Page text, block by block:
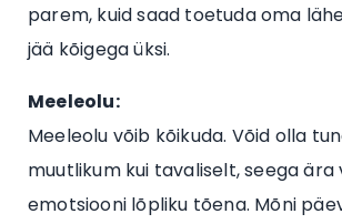
parem, kuid saad toetuda oma
jää kõigega üksi.
Meeleolu:
Meeleolu võib kõikuda. Võid olla
muutlikum kui tavaliselt, seega ära
emotsiooni lõpliku tõena. Mõni